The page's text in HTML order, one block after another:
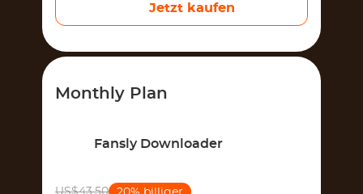
Jetzt kaufen
Monthly Plan
Fansly Downloader
US$43.50